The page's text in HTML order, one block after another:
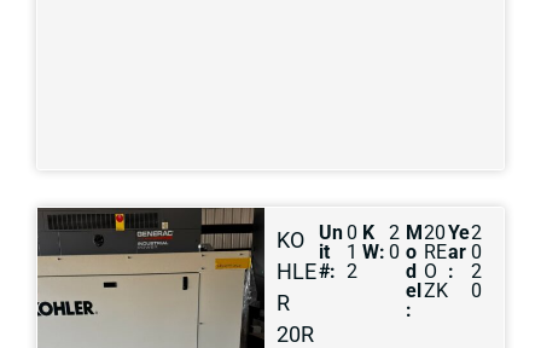
KO
HLE
R
20R
Un
it
#:
0
1
2
K
W:
2
0
M
o
d
el
:
20
RE
O
ZK
Ye
ar
:
2
0
2
0